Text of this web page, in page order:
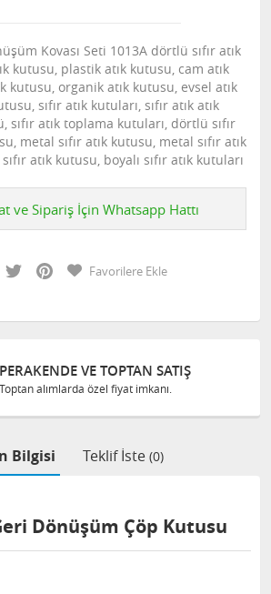
Kovası Seti 1013A dörtlü sıfır atık
kutusu, plastik atık kutusu, cam atık
kutusu, organik atık kutusu, evsel atık
sıfır atık kutuları, sıfır atık atık
sıfır atık toplama kutuları, dörtlü sıfır
metal sıfır atık kutusu, metal sıfır atık
atık kutusu, boyalı sıfır atık kutuları
ve Sipariş İçin Whatsapp Hattı
Facebook
Twitter PinterestFavorilere Ekle
VE TOPTAN SATIŞ
alımlarda özel fiyat imkanı.
Bilgisi Teklif İste (0)
Dönüşüm Çöp Kutusu